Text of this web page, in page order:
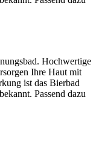
Hochwertige
Ihre Haut mit
ist das Bierbad
Passend dazu